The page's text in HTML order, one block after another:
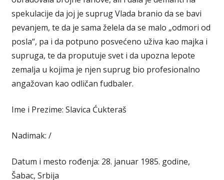
spekulacije da joj je suprug Vlada branio da se bavi
pevanjem, te da je sama želela da se malo „odmori od
posla“, pa i da potpuno posvećeno uživa kao majka i
supruga, te da proputuje svet i da upozna lepote
zemalja u kojima je njen suprug bio profesionalno
angažovan kao odličan fudbaler.
Ime i Prezime: Slavica Ćukteraš
Nadimak: /
Datum i mesto rođenja: 28. januar 1985. godine,
Šabac, Srbija